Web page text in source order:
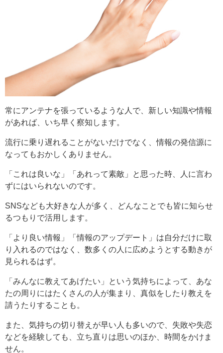
常にアンテナを張っているような人で、新しい知識や情報
があれば、いち早く察知します。
流行に乗り遅れることがないだけでなく、情報の発信源に
なってもおかしくありません。
「これは良いな」「あれって素敵」と思った時、人に言わ
ずにはいられないのです。
SNSなども大好きな人が多く、どんなことでも皆に知らせ
るつもりで活用します。
「より良い情報」「情報のアップデート」は自分だけに取
り入れるのではなく、数多くの人に広めようとする動きが
見られるはず。
「みんなに教えてあげたい」という気持ちによって、あな
たの周りにはたくさんの人が集まり、真似をしたり教えを
請うたりすることも。
また、気持ちの切り替えが早い人も多いので、失敗や失恋
などを経験しても、立ち直りは思いのほか、時間をかけま
せん。